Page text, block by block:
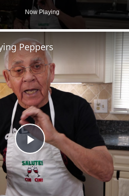
Now Playing
Play
Video
Peppers